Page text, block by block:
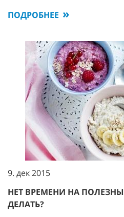
ПОДРОБНЕЕ
9. дек 2015
НЕТ ВРЕМЕНИ НА
ДЕЛАТЬ?